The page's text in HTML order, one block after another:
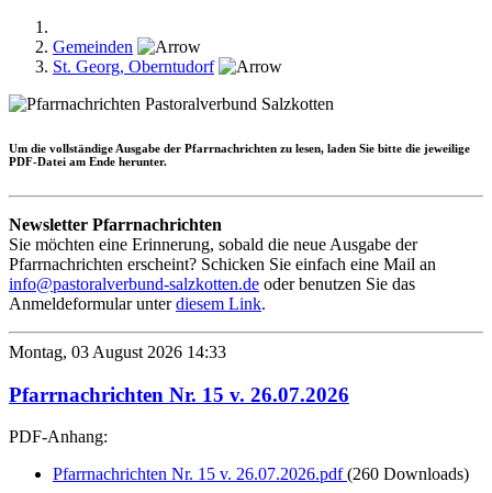
Gemeinden
St. Georg, Oberntudorf
Um die vollständige Ausgabe der Pfarrnachrichten zu lesen, laden Sie bitte die jeweilige
PDF-Datei am Ende herunter.
Newsletter Pfarrnachrichten
Sie möchten eine Erinnerung, sobald die neue Ausgabe der
Pfarrnachrichten erscheint? Schicken Sie einfach eine Mail an
info@pastoralverbund-salzkotten.de oder benutzen Sie das
Anmeldeformular unterdiesem Link.
Montag, 03 August 2026 14:33
Pfarrnachrichten Nr. 15 v. 26.07.2026
PDF-Anhang:
Pfarrnachrichten Nr. 15 v. 26.07.2026.pdf(260 Downloads)